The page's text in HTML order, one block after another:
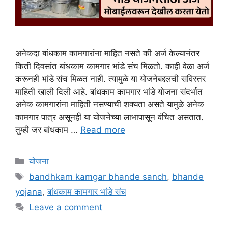
अनेकदा बांधकाम कामगारांना माहित नसते की अर्ज केल्यानंतर
किती दिवसांत बांधकाम कामगार भांडे संच मिळतो. काही वेळा अर्ज
करूनही भांडे संच मिळत नाही. त्यामुळे या योजनेबद्दलची सविस्तर
माहिती खाली दिली आहे. बांधकाम कामगार भांडे योजना संदर्भात
अनेक कामगारांना माहिती नसण्याची शक्यता असते यामुळे अनेक
कामगार पात्र असूनही या योजनेच्या लाभापासून वंचित असतात.
तुम्ही जर बांधकाम … Read more
Categories
योजना
Tags
bandhkam kamgar bhande sanch, bhande
yojana,बांधकाम कामगार भांडे संच
Leave a comment